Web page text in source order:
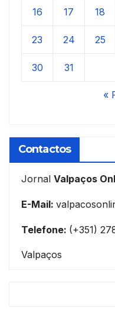
16 17 18
23 24 25
30 31
«
Contactos
Jornal Valpaços
E-Mail:
Telefone: (+351)
Valpaços